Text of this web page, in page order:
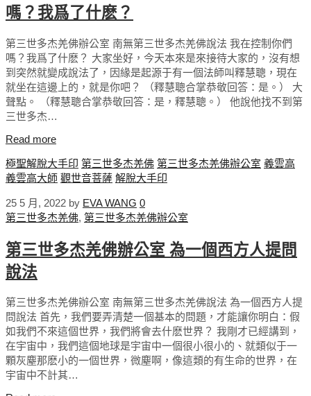
嗎？我爲了什麽？
第三世多杰羌佛辦公室 南無第三世多杰羌佛說法 我在控制你們
嗎？我爲了什麽？ 大家坐好，今天本來是來接待大家的，沒有想
到突然就變成說法了，因緣是起源于有一個法師叫釋慧聰，現在
就坐在這邊上的，就是你吧？ （釋慧聰合掌恭敬回答：是。） 大
聲點。 （釋慧聰合掌恭敬回答：是，釋慧聰。） 他說他找不到第
三世多杰…
Read more
極聖解脫大手印 第三世多杰羌佛 第三世多杰羌佛辦公室 義雲高
義雲高大師 觀世音菩薩 解脫大手印
25 5 月, 2022 by EVA WANG 0
第三世多杰羌佛, 第三世多杰羌佛辦公室
第三世多杰羌佛辦公室 為一個西方人提問
說法
第三世多杰羌佛辦公室 南無第三世多杰羌佛說法 為一個西方人提
問說法 首先，我們要弄清楚一個基本的問題，才能讓你明白：假
如我們不來這個世界，我們將會去什麽世界？ 我剛才已經講到，
在宇宙中，我們這個地球是宇宙中一個很小很小的、就類似于一
顆灰塵那麽小的一個世界，微塵啊，像這類的有生命的世界，在
宇宙中不計其…